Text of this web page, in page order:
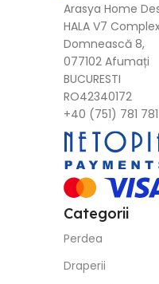
Arasya Home
HALA V7
Domnească 8,
077102 Afumați
BUCURESTI
RO42340172
+40 (751) 781 781
Categorii
Perdea
Draperii